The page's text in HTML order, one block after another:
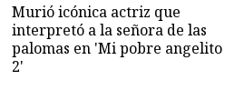
Murió icónica actriz que
interpretó a la señora de las
palomas en 'Mi pobre angelito
2'